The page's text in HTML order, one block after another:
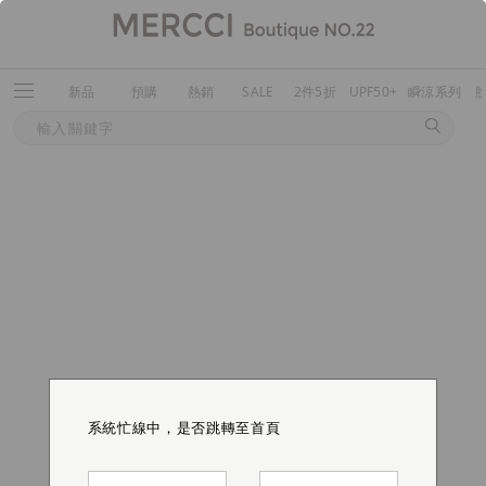
新品 預購 熱銷 SALE 2件5折 UPF50+ 瞬涼系列
系統忙線中，是否跳轉至首頁
系統忙線中，是否跳轉至首頁
系統忙線中，是否跳轉至首頁
系統忙線中，是否跳轉至首頁
系統忙線中，是否跳轉至首頁